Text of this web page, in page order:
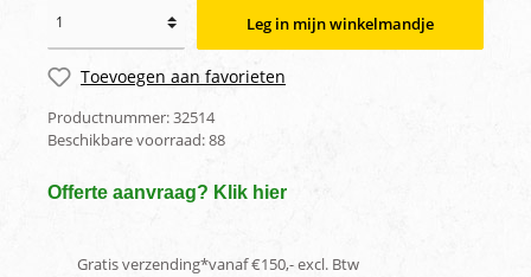
Leg in mijn winkelmandje
Toevoegen aan favorieten
Productnummer:32514
Beschikbare voorraad:88
Offerte aanvraag? Klik hier
Gratis verzending*vanaf €150,- excl. Btw